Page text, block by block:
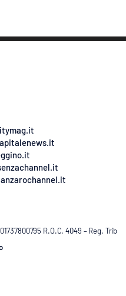
R.O.C. 4049 – Reg. Trib